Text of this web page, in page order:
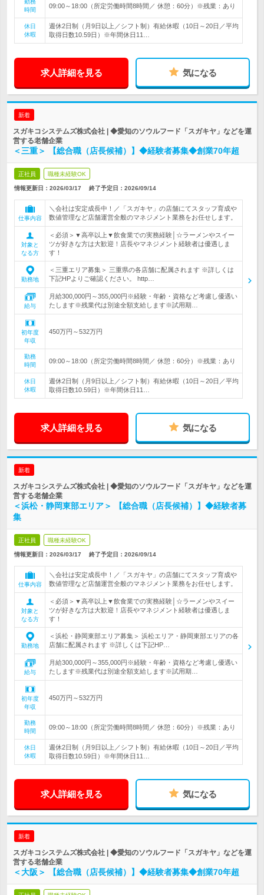
勤務
時間
09:00～18:00（所定労働時間8時間／ 休憩：60分）※残業：あり
休日
休暇
週休2日制（月9日以上／シフト制）有給休暇（10日～20日／平均
取得日数10.59日）※年間休日11…
求人詳細を見る 気になる
新着
スガキコシステムズ株式会社 | ◆愛知のソウルフード「スガキヤ」などを運
営する老舗企業
＜三重＞ 【総合職（店長候補）】◆経験者募集◆創業70年超
正社員 職種未経験OK
情報更新日：2026/03/17 終了予定日： 2026/09/14
仕事内容
＼会社は安定成長中！／「スガキヤ」の店舗にてスタッフ育成や
数値管理など店舗運営全般のマネジメント業務をお任せします。
対象と
なる方
＜必須＞▼高卒以上▼飲食業での実務経験│☆ラーメンやスイー
ツが好きな方は大歓迎！店長やマネジメント経験者は優遇しま
す！
勤務地
＜三重エリア募集＞ 三重県の各店舗に配属されます ※詳しくは
下記HPよりご確認ください。 http…
給与
月給300,000円～355,000円※経験・年齢・資格など考慮し優遇い
たします※残業代は別途全額支給します※試用期…
初年度
年収
450万円～532万円
勤務
時間
09:00～18:00（所定労働時間8時間／ 休憩：60分）※残業：あり
休日
休暇
週休2日制（月9日以上／シフト制）有給休暇（10日～20日／平均
取得日数10.59日）※年間休日11…
求人詳細を見る 気になる
新着
スガキコシステムズ株式会社 | ◆愛知のソウルフード「スガキヤ」などを運
営する老舗企業
＜浜松・静岡東部エリア＞ 【総合職（店長候補）】◆経験者募
集
正社員 職種未経験OK
情報更新日：2026/03/17 終了予定日： 2026/09/14
仕事内容
＼会社は安定成長中！／「スガキヤ」の店舗にてスタッフ育成や
数値管理など店舗運営全般のマネジメント業務をお任せします。
対象と
なる方
＜必須＞▼高卒以上▼飲食業での実務経験│☆ラーメンやスイー
ツが好きな方は大歓迎！店長やマネジメント経験者は優遇しま
す！
勤務地
＜浜松・静岡東部エリア募集＞ 浜松エリア・静岡東部エリアの各
店舗に配属されます ※詳しくは下記HP…
給与
月給300,000円～355,000円※経験・年齢・資格など考慮し優遇い
たします※残業代は別途全額支給します※試用期…
初年度
年収
450万円～532万円
勤務
時間
09:00～18:00（所定労働時間8時間／ 休憩：60分）※残業：あり
休日
休暇
週休2日制（月9日以上／シフト制）有給休暇（10日～20日／平均
取得日数10.59日）※年間休日11…
求人詳細を見る 気になる
新着
スガキコシステムズ株式会社 | ◆愛知のソウルフード「スガキヤ」などを運
営する老舗企業
＜大阪＞ 【総合職（店長候補）】◆経験者募集◆創業70年超